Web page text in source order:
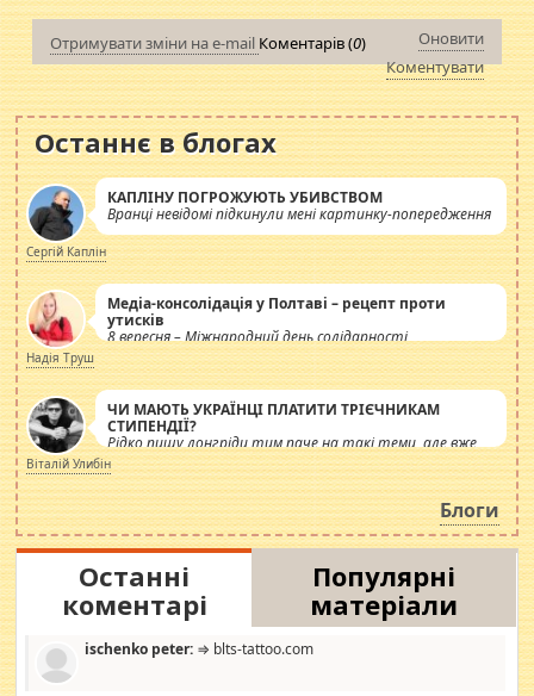
Отримувати зміни на e-mail Коментарів (0)
Оновити
Коментувати
Останнє в блогах
КАПЛІНУ ПОГРОЖУЮТЬ УБИВСТВОМ
Вранці невідомі підкинули мені картинку-попередження
Сергій Каплін
Медіа-консолідація у Полтаві – рецепт проти
утисків
8 вересня – Міжнародний день солідарності
журналістів.
Надія Труш
ЧИ МАЮТЬ УКРАЇНЦІ ПЛАТИТИ ТРІЄЧНИКАМ
СТИПЕНДІЇ?
Рідко пишу лонгріди тим паче на такі теми, але вже
просто дістало! Обурюють сьогоднішні інсенуації
навколо стипендіального питання. Штучно
роздувається ще одна соціальна катастрофа.
Віталій Улибін
Блоги
Останні
коментарі
Популярні
матеріали
ischenko peter: ⇒ blts-tattoo.com